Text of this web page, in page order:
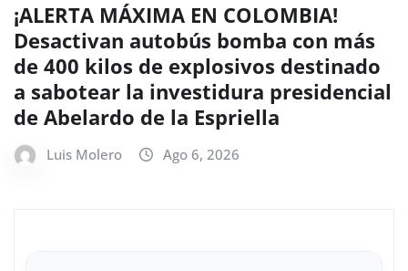
¡ALERTA MÁXIMA EN COLOMBIA!
Desactivan autobús bomba con más
de 400 kilos de explosivos destinado
a sabotear la investidura presidencial
de Abelardo de la Espriella
Luis Molero Ago 6, 2026